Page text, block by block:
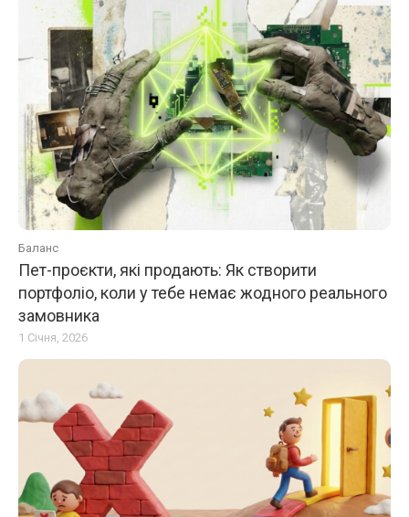
Баланс
Пет-проєкти, які продають: Як створити
портфоліо, коли у тебе немає жодного реального
замовника
1 Січня, 2026